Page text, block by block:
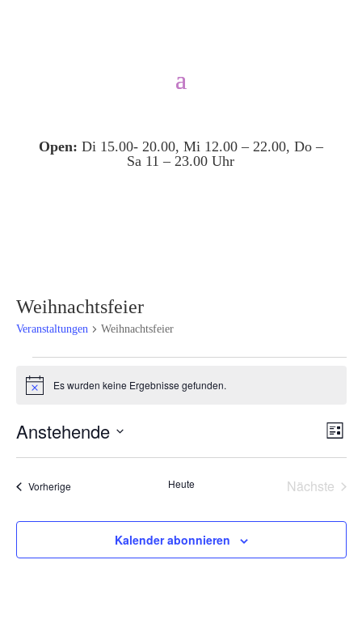
Open: Di 15.00- 20.00, Mi 12.00 – 22.00, Do –
Sa 11 – 23.00 Uhr
Weihnachtsfeier
Veranstaltungen Weihnachtsfeier
HinweisEs wurden keine Ergebnisse gefunden.
Liste
Anstehende
VorherigeVeranstaltungen Heute
Nächste
Kalender abonnieren